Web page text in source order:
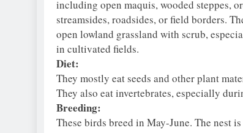
including open maquis, wooded steppes,
streamsides, roadsides, or field borders.
open lowland grassland with scrub,
in cultivated fields.
Diet:
They mostly eat seeds and other plant
They also eat invertebrates, especially
Breeding:
These birds breed in May-June. The nest